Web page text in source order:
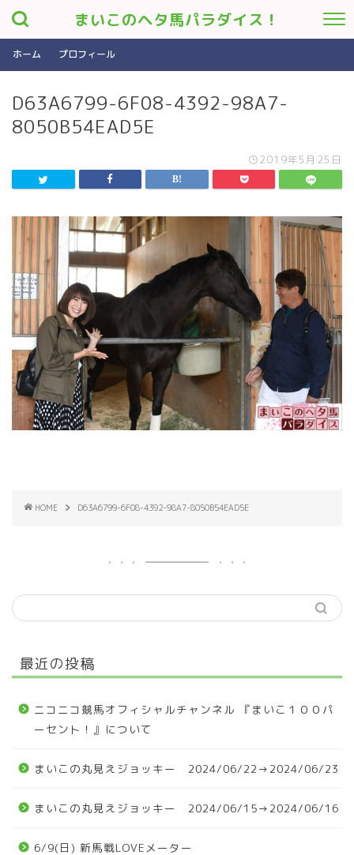
まいこのヘタ馬パラダイス！
ホーム プロフィール
D63A6799-6F08-4392-98A7-
8050B54EAD5E
2019年5月25日
HOME D63A6799-6F08-4392-98A7-8050B54EAD5E
最近の投稿
ニコニコ競馬オフィシャルチャンネル 『まいこ１００パ
ーセント！』について
まいこの丸見えジョッキー 2024/06/22→2024/06/23
まいこの丸見えジョッキー 2024/06/15→2024/06/16
6/9(日) 新馬戦LOVEメーター